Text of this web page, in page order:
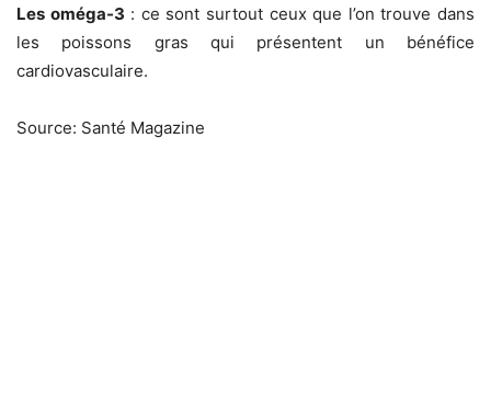
Les oméga-3 : ce sont surtout ceux que l’on trouve dans
les poissons gras qui présentent un bénéfice
cardiovasculaire.
Source: Santé Magazine